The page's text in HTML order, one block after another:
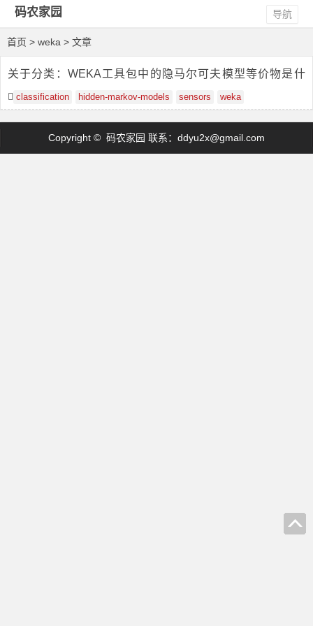
码农家园 导航
首页 > weka > 文章
关于分类：WEKA工具包中的隐马尔可夫模型等价物是什
么？
classification hidden-markov-models sensors weka
Copyright © 码农家园 联系： ddyu2x@gmail.com